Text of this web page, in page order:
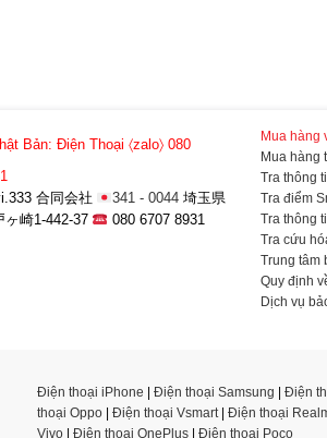
Bản: Điện Thoại 〈zalo〉 080
合同会社
341 - 0044埼玉県
ヶ崎1-442-37
080 6707 8931
Mua hàng
Mua hàng
Tra thông
Tra điểm
Tra thông
Tra cứu
Trung tâm
Quy định
Dịch vụ
Điện thoại iPhone Điện thoại Samsung Điện
thoại Oppo
Điện thoại Vsmart| Điện thoại
Vivo
Điện thoại OnePlus Điện thoại Poco